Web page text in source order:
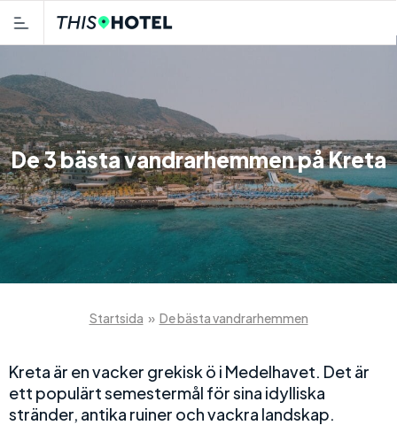
De 3 bästa vandrarhemmen på Kreta
Startsida » De bästa vandrarhemmen
Kreta är en vacker grekisk ö i Medelhavet. Det är
ett populärt semestermål för sina idylliska
stränder, antika ruiner och vackra landskap.